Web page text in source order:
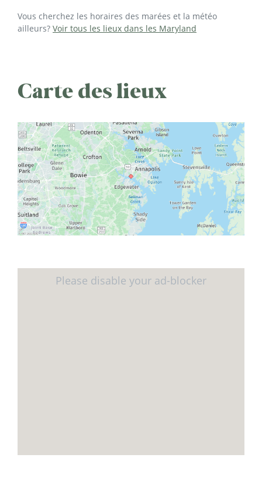
Vous cherchez les horaires des marées et la météo
ailleurs? Voir tous les lieux dans les Maryland
Carte des lieux